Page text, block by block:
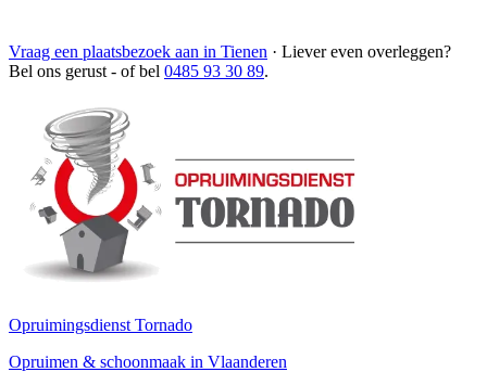
Vraag een plaatsbezoek aan in Tienen · Liever even overleggen?
Bel ons gerust - of bel 0485 93 30 89.
Opruimingsdienst Tornado
Opruimen & schoonmaak in Vlaanderen